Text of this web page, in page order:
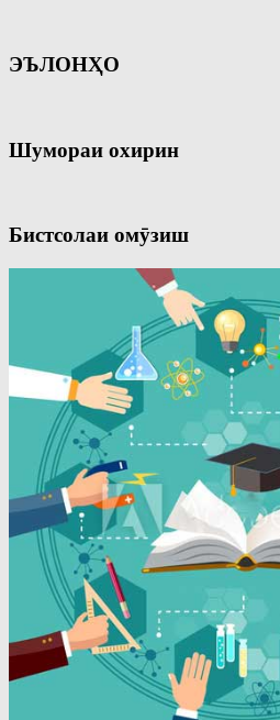
ЭЪЛОНҲО
Шумораи охирин
Бистсолаи омӯзиш